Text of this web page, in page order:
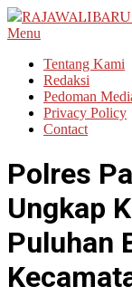
Skip
to
Primary
Menu
Menu
Tentang Kami
Redaksi
Pedoman
Privacy Policy
Contact
Polres
Ungkap
Puluhan